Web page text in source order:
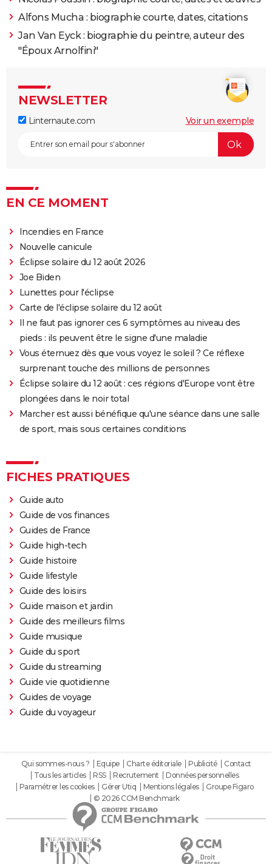
Alfons Mucha : biographie courte, dates, citations
Jan Van Eyck : biographie du peintre, auteur des
"Époux Arnolfini"
NEWSLETTER
Linternaute.com Voir un exemple
EN CE MOMENT
Incendies en France
Nouvelle canicule
Éclipse solaire du 12 août 2026
Joe Biden
Lunettes pour l'éclipse
Carte de l'éclipse solaire du 12 août
Il ne faut pas ignorer ces 6 symptômes au niveau des
pieds : ils peuvent être le signe d'une maladie
Vous éternuez dès que vous voyez le soleil ? Ce réflexe
surprenant touche des millions de personnes
Éclipse solaire du 12 août : ces régions d'Europe vont être
plongées dans le noir total
Marcher est aussi bénéfique qu'une séance dans une salle
de sport, mais sous certaines conditions
FICHES PRATIQUES
Guide auto
Guide de vos finances
Guides de France
Guide high-tech
Guide histoire
Guide lifestyle
Guide des loisirs
Guide maison et jardin
Guide des meilleurs films
Guide musique
Guide du sport
Guide du streaming
Guide vie quotidienne
Guides de voyage
Guide du voyageur
Qui sommes-nous ? Equipe Charte éditoriale Publicité
Contact
Tous les articles
RSS Recrutement
Données personnelles
Paramétrer les cookies
Gérer Utiq Mentions légales
Groupe Figaro
© 2026 CCM Benchmark